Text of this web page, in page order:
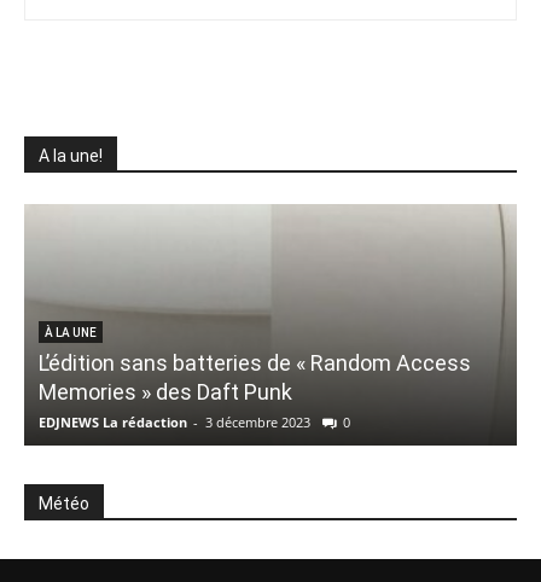
A la une!
À LA UNE
L’édition sans batteries de « Random Access
Memories » des Daft Punk
EDJNEWS La rédaction - 3 décembre 2023 0
Météo